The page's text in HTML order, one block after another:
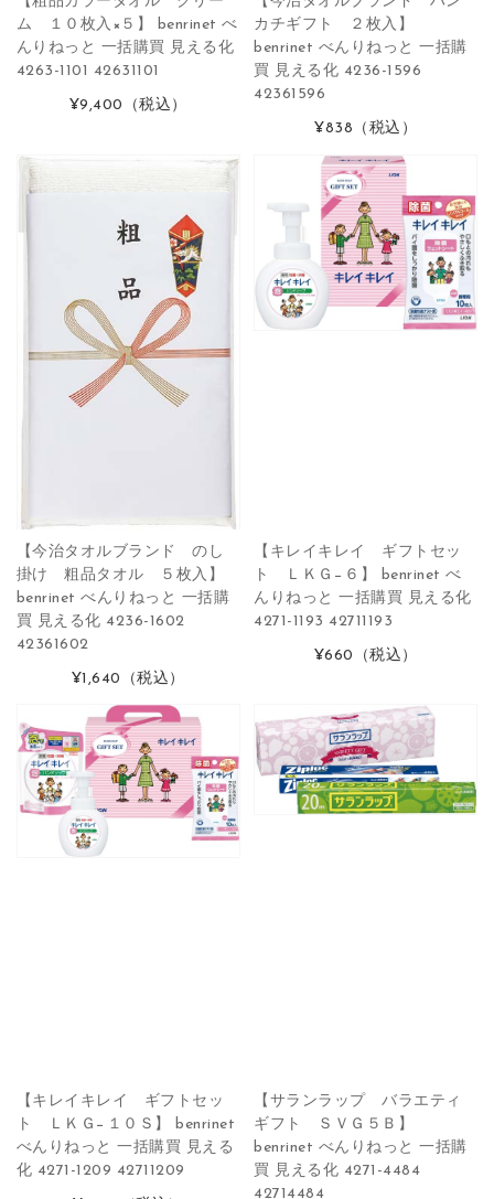
ム １０枚入×５】 benrinet べ
んりねっと 一括購買 見える化
4263-1101 42631101
¥9,400 （税込）
カチギフト ２枚入】
benrinet べんりねっと 一括購
買 見える化 4236-1596
42361596
¥838 （税込）
【今治タオルブランド のし
掛け 粗品タオル ５枚入】
benrinet べんりねっと 一括購
買 見える化 4236-1602
42361602
¥1,640 （税込）
【キレイキレイ ギフトセッ
ト ＬＫＧ−６】 benrinet べ
んりねっと 一括購買 見える化
4271-1193 42711193
¥660 （税込）
【キレイキレイ ギフトセッ
ト ＬＫＧ−１０Ｓ】 benrinet
べんりねっと 一括購買 見える
化 4271-1209 42711209
【サランラップ バラエティ
ギフト ＳＶＧ５Ｂ】
benrinet べんりねっと 一括購
買 見える化 4271-4484
42714484